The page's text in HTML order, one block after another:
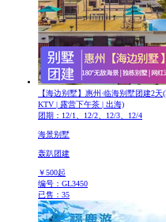
【海边别墅】惠州·临海别墅团建2天
KTV | 露营下午茶 | 出海)
团期：12/1、12/2、12/3、12/4
海景别墅
轰趴团建
￥500起
编号：GL3450
已售：35